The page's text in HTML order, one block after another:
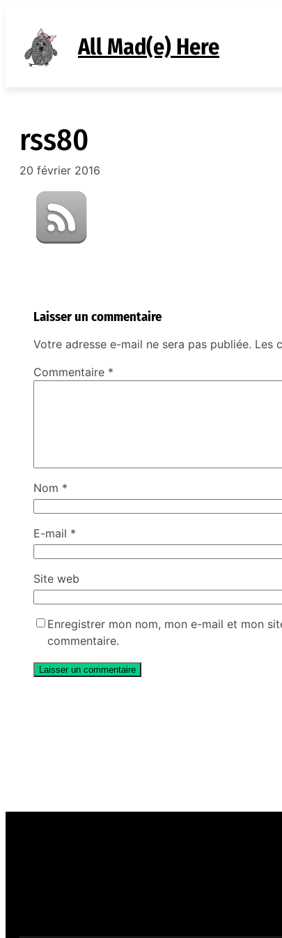
contenu
All Mad(e) Here
rss80
20 février 2016
Laisser un commentaire
Votre adresse e-mail ne sera pas publiée. Les
Commentaire *
Nom *
E-mail *
Site web
Enregistrer mon nom, mon e-mail et mon
commentaire.